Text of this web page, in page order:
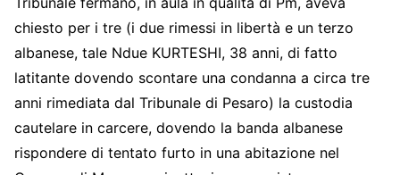
chiesto per i tre (i due rimessi in libertà e un terzo
albanese, tale Ndue KURTESHI, 38 anni, di fatto
latitante dovendo scontare una condanna a circa tre
anni rimediata dal Tribunale di Pesaro) la custodia
cautelare in carcere, dovendo la banda albanese
rispondere di tentato furto in una abitazione nel